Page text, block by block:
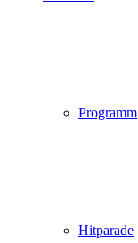
Programm
Hitparade